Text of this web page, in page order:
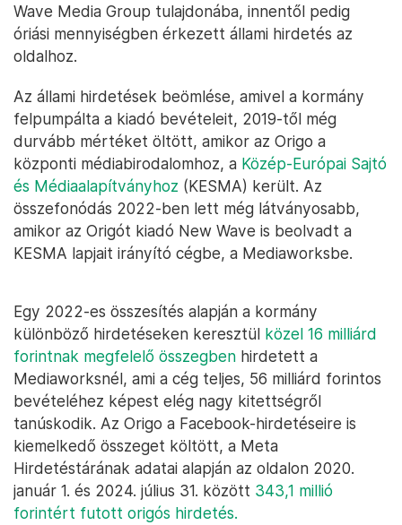
Wave Media Group tulajdonába, innentől pedig
óriási mennyiségben érkezett állami hirdetés az
oldalhoz.
Az állami hirdetések beömlése, amivel a kormány
felpumpálta a kiadó bevételeit, 2019-től még
durvább mértéket öltött, amikor az Origo a
központi médiabirodalomhoz, a Közép-Európai Sajtó
és Médiaalapítványhoz (KESMA) került. Az
összefonódás 2022-ben lett még látványosabb,
amikor az Origót kiadó New Wave is beolvadt a
KESMA lapjait irányító cégbe, a Mediaworksbe.
Egy 2022-es összesítés alapján a kormány
különböző hirdetéseken keresztül közel 16 milliárd
forintnak megfelelő összegben hirdetett a
Mediaworksnél, ami a cég teljes, 56 milliárd forintos
bevételéhez képest elég nagy kitettségről
tanúskodik. Az Origo a Facebook-hirdetéseire is
kiemelkedő összeget költött, a Meta
Hirdetéstárának adatai alapján az oldalon 2020.
január 1. és 2024. július 31. között 343,1 millió
forintért futott origós hirdetés.